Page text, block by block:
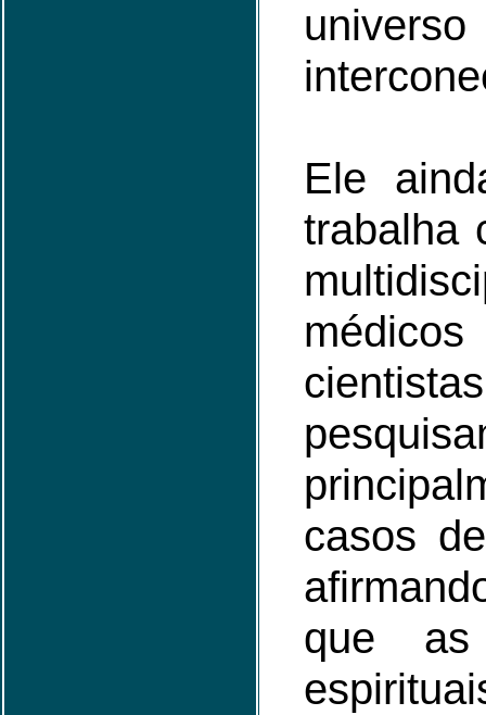
universo
Ele
trabalha
casos
que as